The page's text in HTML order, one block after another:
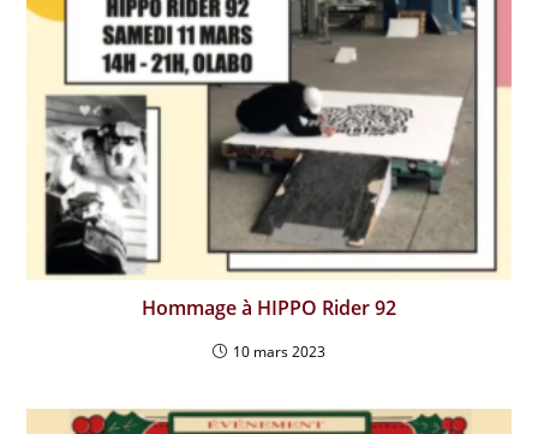
Hommage à HIPPO Rider 92
10 mars 2023